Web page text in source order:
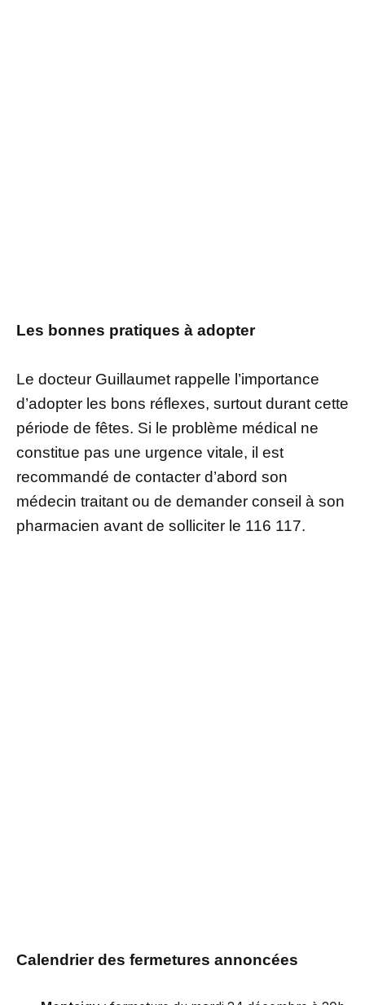
Les bonnes pratiques à adopter
Le docteur Guillaumet rappelle l’importance
d’adopter les bons réflexes, surtout durant cette
période de fêtes. Si le problème médical ne
constitue pas une urgence vitale, il est
recommandé de contacter d’abord son
médecin traitant ou de demander conseil à son
pharmacien avant de solliciter le 116 117.
Calendrier des fermetures annoncées